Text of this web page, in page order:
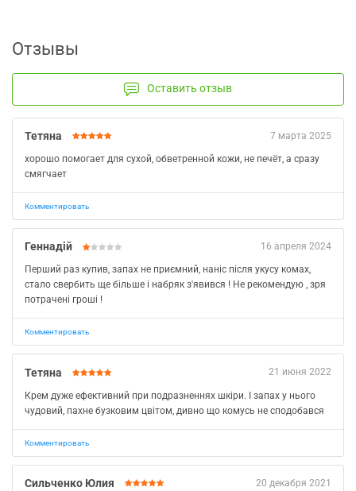
Отзывы
Оставить отзыв
7 марта 2025
Тетяна
хорошо помогает для сухой, обветренной кожи, не печёт, а сразу
смягчает
Комментировать
16 апреля 2024
Геннадій
Перший раз купив, запах не приємний, наніс після укусу комах,
стало свербить ще більше і набряк з'явився ! Не рекомендую , зря
потрачені гроші !
Комментировать
21 июня 2022
Тетяна
Крем дуже ефективний при подразненнях шкіри. І запах у нього
чудовий, пахне бузковим цвітом, дивно що комусь не сподобався
Комментировать
20 декабря 2021
Сильченко Юлия